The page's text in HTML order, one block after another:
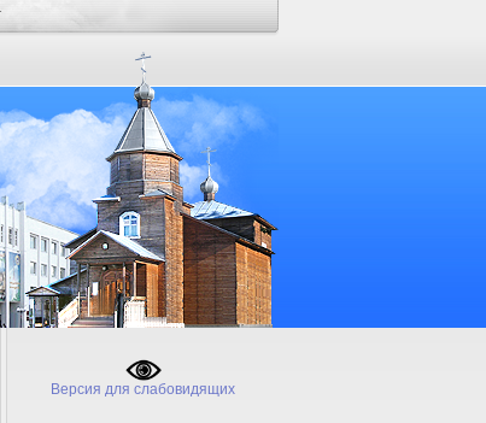
Версия для слабовидящих